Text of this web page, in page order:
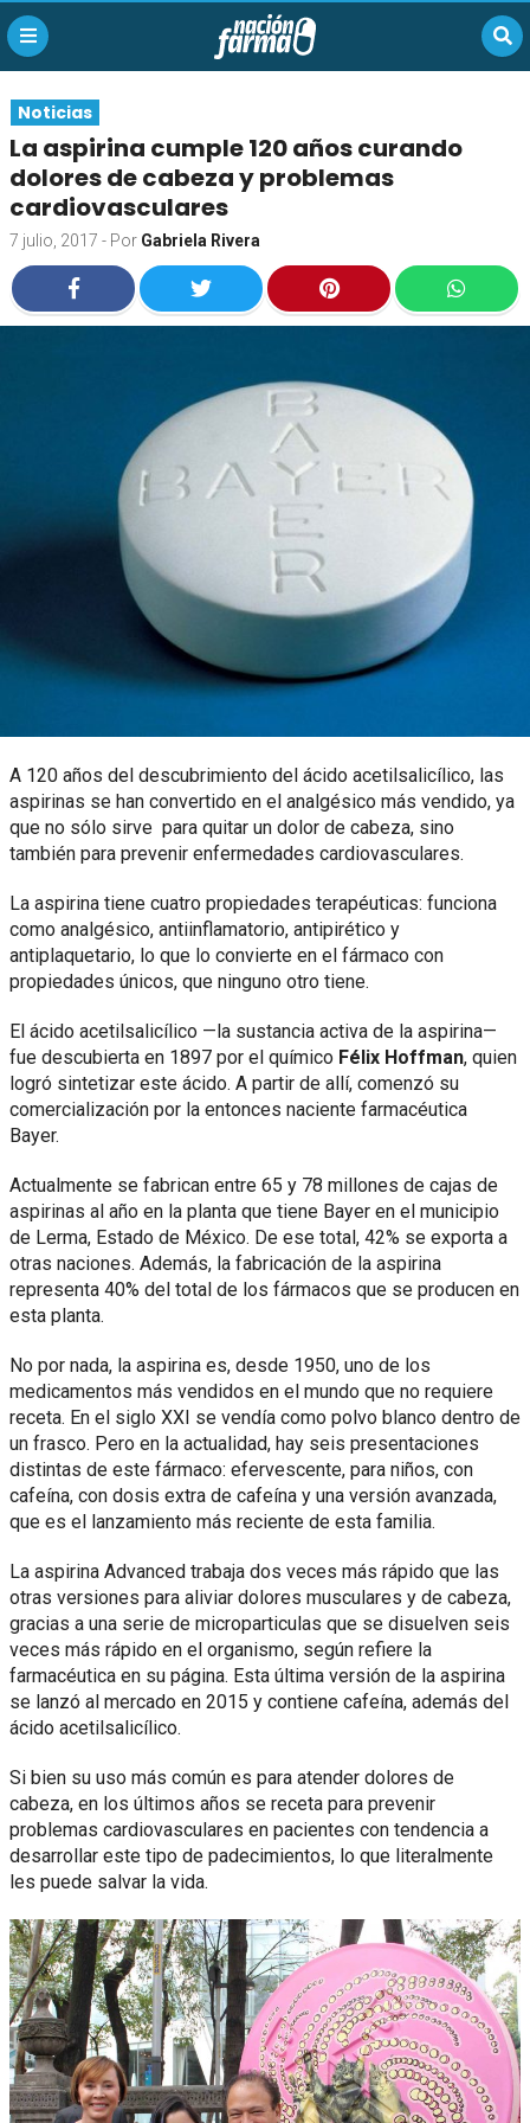
Noticias
La aspirina cumple 120 años curando
dolores de cabeza y problemas
cardiovasculares
7 julio, 2017 - Por Gabriela Rivera
A 120 años del descubrimiento del ácido acetilsalicílico, las
aspirinas se han convertido en el analgésico más vendido, ya
que no sólo sirve para quitar un dolor de cabeza, sino
también para prevenir enfermedades cardiovasculares.
La aspirina tiene cuatro propiedades terapéuticas: funciona
como analgésico, antiinflamatorio, antipirético y
antiplaquetario, lo que lo convierte en el fármaco con
propiedades únicos, que ninguno otro tiene.
El ácido acetilsalicílico —la sustancia activa de la aspirina—
fue descubierta en 1897 por el químico Félix Hoffman, quien
logró sintetizar este ácido. A partir de allí, comenzó su
comercialización por la entonces naciente farmacéutica
Bayer.
Actualmente se fabrican entre 65 y 78 millones de cajas de
aspirinas al año en la planta que tiene Bayer en el municipio
de Lerma, Estado de México. De ese total, 42% se exporta a
otras naciones. Además, la fabricación de la aspirina
representa 40% del total de los fármacos que se producen en
esta planta.
No por nada, la aspirina es, desde 1950, uno de los
medicamentos más vendidos en el mundo que no requiere
receta. En el siglo XXI se vendía como polvo blanco dentro de
un frasco. Pero en la actualidad, hay seis presentaciones
distintas de este fármaco: efervescente, para niños, con
cafeína, con dosis extra de cafeína y una versión avanzada,
que es el lanzamiento más reciente de esta familia.
La aspirina Advanced trabaja dos veces más rápido que las
otras versiones para aliviar dolores musculares y de cabeza,
gracias a una serie de microparticulas que se disuelven seis
veces más rápido en el organismo, según refiere la
farmacéutica en su página. Esta última versión de la aspirina
se lanzó al mercado en 2015 y contiene cafeína, además del
ácido acetilsalicílico.
Si bien su uso más común es para atender dolores de
cabeza, en los últimos años se receta para prevenir
problemas cardiovasculares en pacientes con tendencia a
desarrollar este tipo de padecimientos, lo que literalmente
les puede salvar la vida.